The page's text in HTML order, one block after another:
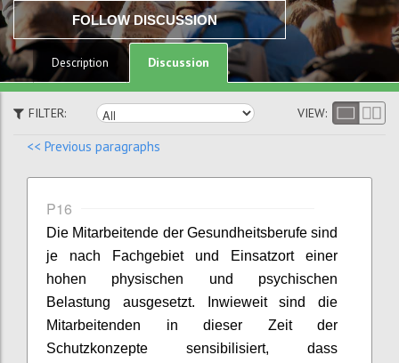
FOLLOW DISCUSSION
Description Discussion
FILTER: VIEW:
<< Previous paragraphs
P16
Die Mitarbeitende der Gesundheitsberufe sind
je nach Fachgebiet und Einsatzort einer
hohen physischen und psychischen
Belastung ausgesetzt.
Inwieweitsind die
Mitarbeitenden in dieser Zeit
der
Schutzkonzepte sensibilisiert, dass